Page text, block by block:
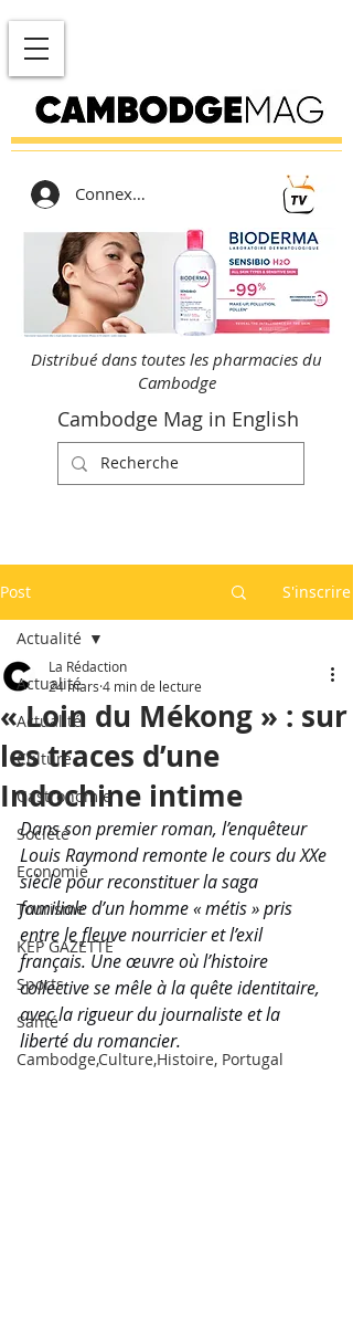
Connexion
Distribué dans toutes les pharmacies du
Cambodge
Cambodge Mag in English
Post S'inscrire
Actualité
Actualité
Culture
Gastronomie
Société
Economie
Tourisme
KEP GAZETTE
Sports
Santé
Cambodge,Culture,Histoire, Portugal
Actualité
« Loin du Mékong » : sur
les traces d’une
Indochine intime
La Rédaction
24 mars 4 min de lecture
Dans son premier roman, l’enquêteur
Louis Raymond remonte le cours du XXe
siècle pour reconstituer la saga
familiale d’un homme « métis » pris
entre le fleuve nourricier et l’exil
français. Une œuvre où l’histoire
collective se mêle à la quête identitaire,
avec la rigueur du journaliste et la
liberté du romancier.